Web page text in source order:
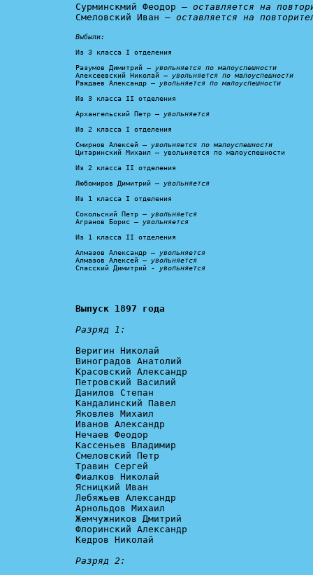
Сурминскмий Феодор – оставляется на
Смеловский Иван – оставляется на
Выбыли:
Из 3 класса I отделения
Разумов Димитрий – увольняется по малоуспешности
Алексеевский Николай – увольняется по малоуспешности
Раждаев Александр – увольняется по малоуспешности
Из 3 класса II отделения
Архангельский Петр – увольняется
Из 2 класса I отделения
Смирнов Алексей – увольняется по малоуспешности
Цитаринский Михаил – увольняется по малоуспешности
Из 2 класса II отделения
Любомиров Димитрий – увольняется
Из 1 класса I отделения
Сокольский Петр – увольняется
Агранов Борис – увольняется
Из 1 класса II отделения
Алмазов Александр – увольняется
Алмазов Алексей – увольняется
Спасский Димитрий - увольняется
Выпуск 1897 года
Разряд 1:
Веригин Николай
Виноградов Анатолий
Красовский Александр
Петровский Василий
Данилов Степан
Кандалинский Павел
Яковлев Михаил
Иванов Александр
Нечаев Феодор
Кассеньев Владимир
Смеловский Петр
Травин Сергей
Фиалков Николай
Ясницкий Иван
Лебяжьев Александр
Арнольдов Михаил
Жемчужников Дмитрий
Флоринский Александр
Кедров Николай
Разряд 2: